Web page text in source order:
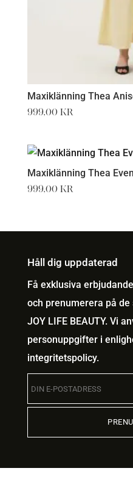
Maxiklänning Thea
999,00 kr
Maxiklänning Thea
999,00 kr
Håll dig uppdaterad
Få exklusiva
och prenumerera på
JOY LIFE BEAUTY. Vi
personuppgifter i
integritetspolicy.